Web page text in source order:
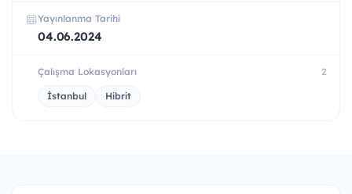
Yayınlanma Tarihi
04.06.2024
Çalışma Lokasyonları 2
İstanbul Hibrit